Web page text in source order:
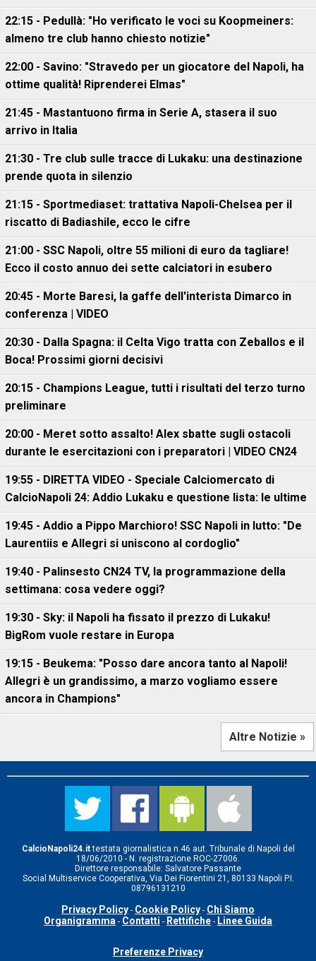
22:15 - Pedullà: "Ho verificato le voci su Koopmeiners:
almeno tre club hanno chiesto notizie"
22:00 - Savino: "Stravedo per un giocatore del Napoli, ha
ottime qualità! Riprenderei Elmas"
21:45 - Mastantuono firma in Serie A, stasera il suo
arrivo in Italia
21:30 - Tre club sulle tracce di Lukaku: una destinazione
prende quota in silenzio
21:15 - Sportmediaset: trattativa Napoli-Chelsea per il
riscatto di Badiashile, ecco le cifre
21:00 - SSC Napoli, oltre 55 milioni di euro da tagliare!
Ecco il costo annuo dei sette calciatori in esubero
20:45 - Morte Baresi, la gaffe dell'interista Dimarco in
conferenza | VIDEO
20:30 - Dalla Spagna: il Celta Vigo tratta con Zeballos e il
Boca! Prossimi giorni decisivi
20:15 - Champions League, tutti i risultati del terzo turno
preliminare
20:00 - Meret sotto assalto! Alex sbatte sugli ostacoli
durante le esercitazioni con i preparatori | VIDEO CN24
19:55 - DIRETTA VIDEO - Speciale Calciomercato di
CalcioNapoli 24: Addio Lukaku e questione lista: le ultime
19:45 - Addio a Pippo Marchioro! SSC Napoli in lutto: "De
Laurentiis e Allegri si uniscono al cordoglio"
19:40 - Palinsesto CN24 TV, la programmazione della
settimana: cosa vedere oggi?
19:30 - Sky: il Napoli ha fissato il prezzo di Lukaku!
BigRom vuole restare in Europa
19:15 - Beukema: "Posso dare ancora tanto al Napoli!
Allegri è un grandissimo, a marzo vogliamo essere
ancora in Champions"
Altre Notizie »
CalcioNapoli24.ittestata giornalistica n.46 aut. Tribunale di Napoli del
18/06/2010 - N. registrazione ROC-27006.
Direttore responsabile: Salvatore Passante
Social Multiservice Cooperativa, Via Dei Fiorentini 21, 80133 Napoli P.I.
08796131210
Privacy Policy - Cookie Policy - Chi Siamo
Organigramma - Contatti - Rettifiche - Linee Guida
Preferenze Privacy